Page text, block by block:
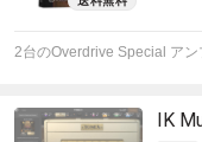
2台のOverdrive Special アン
IK